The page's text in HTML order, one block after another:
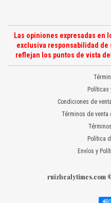
Las opiniones expresadas en
exclusiva responsabilidad de
reflejan los puntos de vista
Políticas
Condiciones de
Términos de
Política
Envíos y
ruizhealytimes.com